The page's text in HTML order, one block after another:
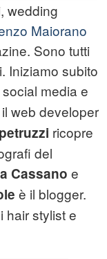
wedding
Maiorano
Sono tutti
Iniziamo subito
media e
web developer
ricopre
del
Cassano e
è il blogger.
hair stylist e